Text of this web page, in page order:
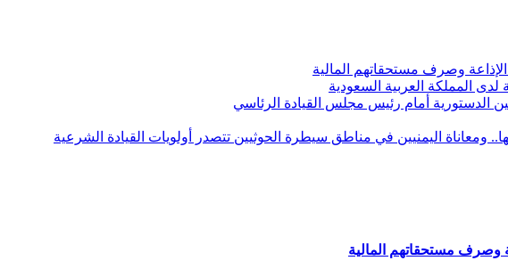
وصرف مستحقاتهم المالية
المملكة العربية السعودية
الدستورية أمام رئيس مجلس القيادة الرئاسي
ومعاناة اليمنيين في مناطق سيطرة الحوثيين تتصدر أولويات القيادة الشرعية
وصرف مستحقاتهم المالية